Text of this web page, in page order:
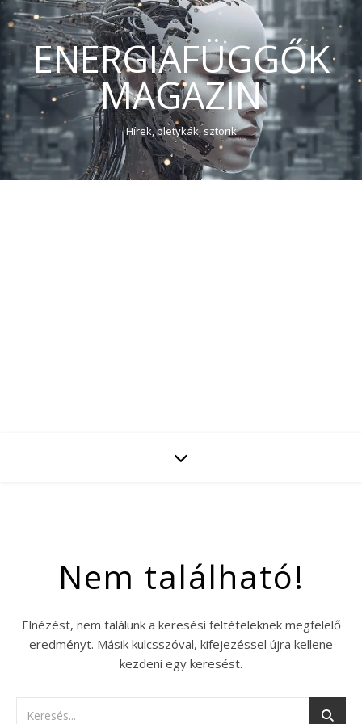
ENERGIAFÜGGŐK
MAGAZIN
Hírek, pletykák, sztorik
Nem található!
Elnézést, nem találunk a keresési feltételeknek megfelelő
eredményt. Másik kulcsszóval, kifejezéssel újra kellene
kezdeni egy keresést.